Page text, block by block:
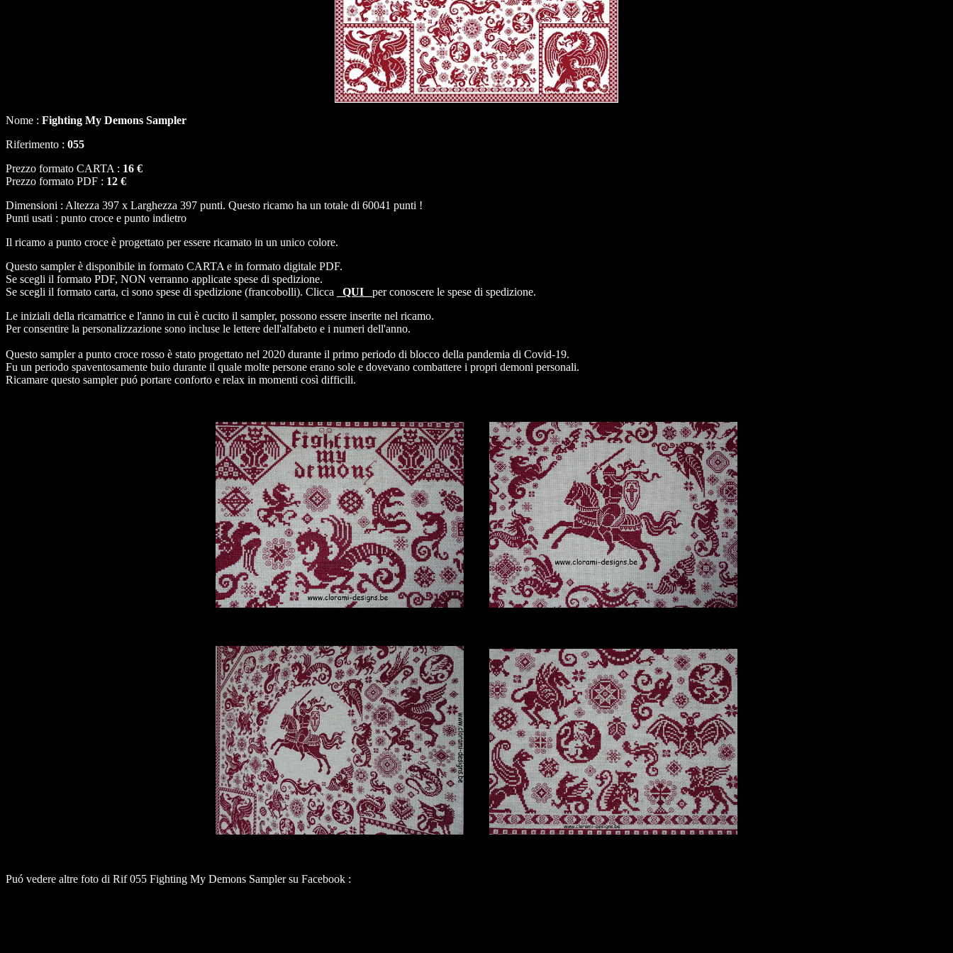
Nome : Fighting My Demons Sampler
Riferimento : 055
Prezzo formato CARTA : 16 €
Prezzo formato PDF : 12 €
Dimensioni : Altezza 397 x Larghezza 397 punti. Questo ricamo ha un totale di 60041 punti !
Punti usati : punto croce e punto indietro
Il ricamo a punto croce è progettato per essere ricamato in un unico colore.
Questo sampler è disponibile in formato CARTA e in formato digitale PDF.
Se scegli il formato PDF, NON verranno applicate spese di spedizione.
Se scegli il formato carta, ci sono spese di spedizione (francobolli). Clicca
QUI per conoscere le spese di spedizione.
Le iniziali della ricamatrice e l'anno in cui è cucito il sampler, possono essere inserite nel ricamo.
Per consentire la personalizzazione sono incluse le lettere dell'alfabeto e i numeri dell'anno.
Questo sampler a punto croce rosso è stato progettato nel 2020 durante il primo periodo di blocco della pandemia di Covid-19.
Fu un periodo spaventosamente buio durante il quale molte persone erano sole e dovevano combattere i propri demoni personali.
Ricamare questo sampler puó portare conforto e relax in momenti così difficili.
Puó vedere altre foto di Rif 055 Fighting My Demons Sampler su Facebook :